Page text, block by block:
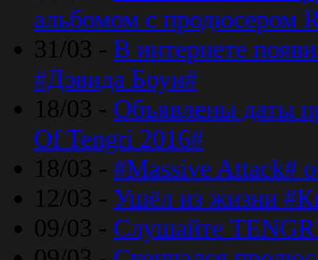
альбомом с продюсером
31/03 - В интернете
#Дэвида Боуи#
18/03 - Объявлены даты
Of Tengri 2016#
18/03 - #Massive Attack#
12/03 - Ушёл из жизни
09/03 - Слушайте